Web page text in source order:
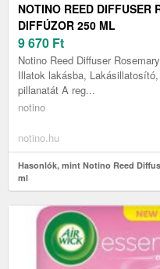
NOTINO REED DIFFUSER
DIFFÚZOR 250 ML
9 670 Ft
Notino Reed Diffuser
Illatok lakásba,
pillanatát A reg...
notino
notino.hu
Hasonlók, mint Notino Reed
ml